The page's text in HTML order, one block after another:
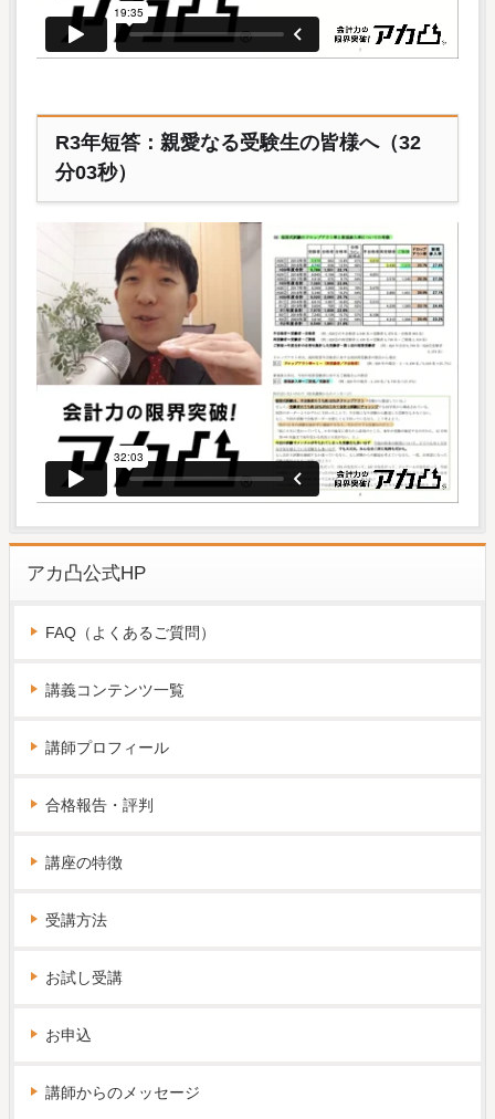
R3年短答：親愛なる受験生の皆様へ（32
分03秒）
アカ凸公式HP
FAQ（よくあるご質問）
講義コンテンツ一覧
講師プロフィール
合格報告・評判
講座の特徴
受講方法
お試し受講
お申込
講師からのメッセージ